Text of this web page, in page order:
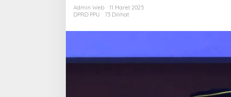
PPU,
Berkolaborasi
Admin Web
11 Maret 2025
DPRD PPU
73 Dilihat